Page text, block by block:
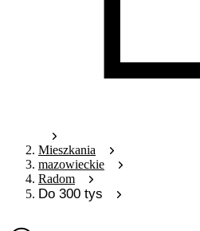
Mieszkania
mazowieckie
Radom
Do 300 tys